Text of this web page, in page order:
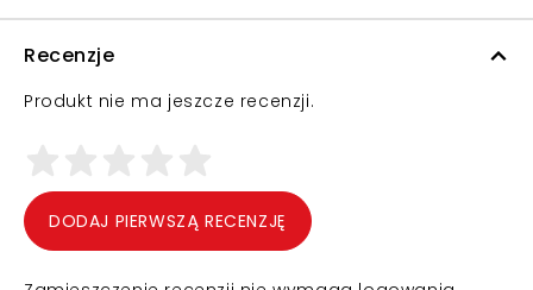
Recenzje
Produkt nie ma jeszcze recenzji.
DODAJ PIERWSZĄ RECENZJĘ